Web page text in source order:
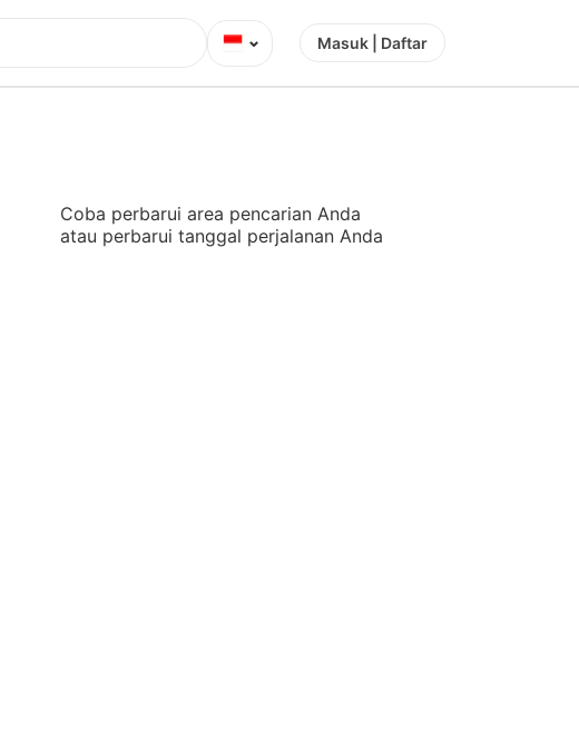
⌄ Masuk | Daftar
Coba perbarui area pencarian Anda
atau perbarui tanggal perjalanan Anda